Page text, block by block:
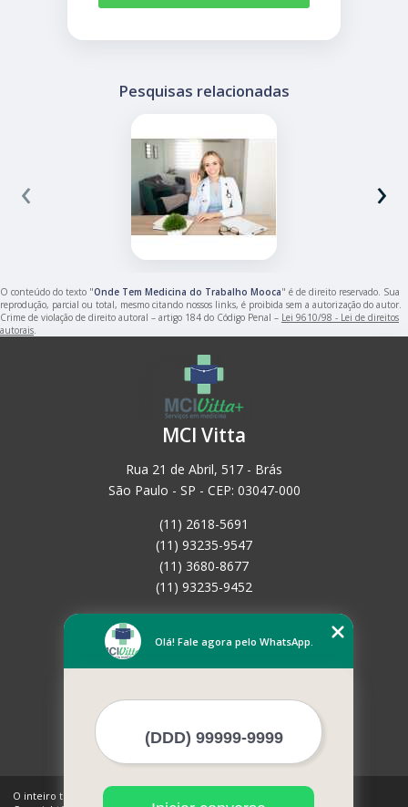
Pesquisas relacionadas
‹ ›
O conteúdo do texto "Onde Tem Medicina do Trabalho Mooca" é de direito reservado. Sua
reprodução, parcial ou total, mesmo citando nossos links, é proibida sem a autorização do autor.
Crime de violação de direito autoral – artigo 184 do Código Penal – Lei 9610/98 - Lei de direitos
autorais
MCI Vitta
Rua 21 de Abril, 517 - Brás
São Paulo - SP - CEP: 03047-000
(11) 2618-5691
(11) 93235-9547
(11) 3680-8677
(11) 93235-9452
Empresa
Contato
Mais Serviços
O inteiro teor deste site está sujeito à proteção de direitos autorais.
Olá! Fale agora pelo WhatsApp.